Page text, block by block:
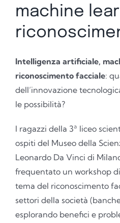
machine
Intelligenza artificiale,
riconoscimento facciale:
dell’innovazione
le possibilità?
I ragazzi della 3ª liceo
ospiti del Museo della
Leonardo Da Vinci di
frequentato un workshop
tema del riconoscimento
settori della società
esplorando benefici e